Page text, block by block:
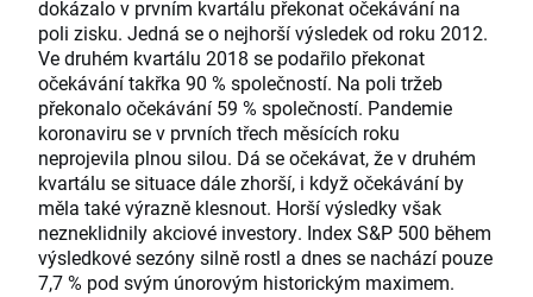
dokázalo v prvním kvartálu překonat očekávání na
poli zisku. Jedná se o nejhorší výsledek od roku 2012.
Ve druhém kvartálu 2018 se podařilo překonat
očekávání takřka 90 % společností. Na poli tržeb
překonalo očekávání 59 % společností. Pandemie
koronaviru se v prvních třech měsících roku
neprojevila plnou silou. Dá se očekávat, že v druhém
kvartálu se situace dále zhorší, i když očekávání by
měla také výrazně klesnout. Horší výsledky však
nezneklidnily akciové investory. Index S&P 500 během
výsledkové sezóny silně rostl a dnes se nachází pouze
7,7 % pod svým únorovým historickým maximem.